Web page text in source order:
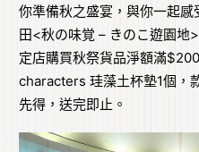
你準備秋之盛宴，與你一起
田<秋の味覚 – きのこ遊園地
定店購買秋祭貨品淨額滿
characters 珪藻土杯墊1個，
先得，送完即止。